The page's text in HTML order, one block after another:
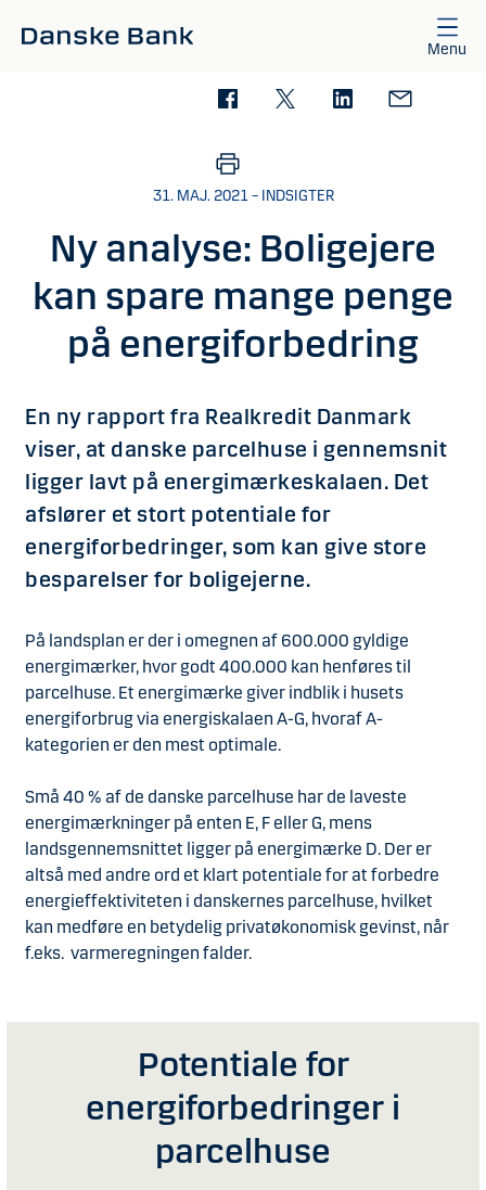
Menu
31. MAJ. 2021 – INDSIGTER
Ny analyse: Boligejere
kan spare mange penge
på energiforbedring
En ny rapport fra Realkredit Danmark
viser, at danske parcelhuse i gennemsnit
ligger lavt på energimærkeskalaen. Det
afslører et stort potentiale for
energiforbedringer, som kan give store
besparelser for boligejerne.
På landsplan er der i omegnen af 600.000 gyldige
energimærker, hvor godt 400.000 kan henføres til
parcelhuse. Et energimærke giver indblik i husets
energiforbrug via energiskalaen A-G, hvoraf A-
kategorien er den mest optimale.
Små 40 % af de danske parcelhuse har de laveste
energimærkninger på enten E, F eller G, mens
landsgennemsnittet ligger på energimærke D. Der er
altså med andre ord et klart potentiale for at forbedre
energieffektiviteten i danskernes parcelhuse, hvilket
kan medføre en betydelig privatøkonomisk gevinst, når
f.eks. varmeregningen falder.
Potentiale for
energiforbedringer i
parcelhuse